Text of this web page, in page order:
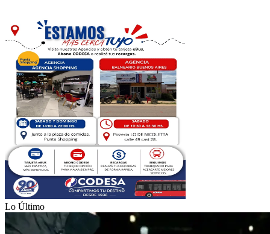
Lo Último